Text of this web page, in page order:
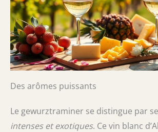
Des arômes puissants
Le gewurztraminer se distingue par
intenses et exotiques. Ce vin blanc